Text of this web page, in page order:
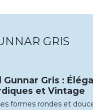
GRIS
Gris :
et Vintage
formes rondes et